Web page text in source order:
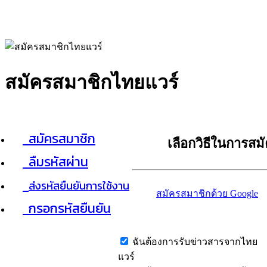
สมัครสมาชิกไทยแวร์
สมัครสมาชิก
ลืมรหัสผ่าน
ส่งรหัสยืนยันการใช้งาน
กรอกรหัสยืนยัน
เลือกวิธีในการส
สมัครสมาชิกด้วย Google
ฉันต้องการรับข่าวสารจากไทย
แวร์